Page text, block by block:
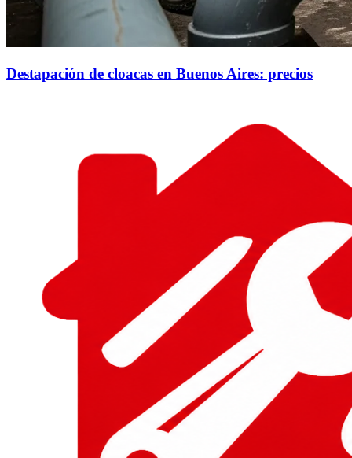
Destapación de cloacas en Buenos Aires: precios